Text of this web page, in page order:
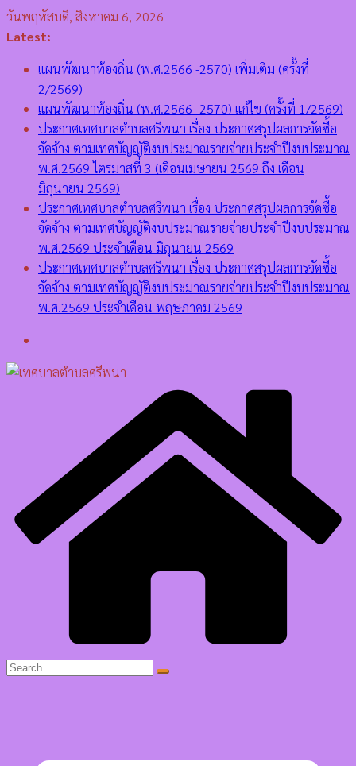
Skip
to
วันพฤหัสบดี, สิงหาคม 6, 2026
Latest:
แผนพัฒนาท้องถิ่น (พ.ศ.2566 -2570) เพิ่มเติม (ครั้งที่
2/2569)
แผนพัฒนาท้องถิ่น (พ.ศ.2566 -2570) แก้ไข (ครั้งที่ 1/2569)
ประกาศเทศบาลตำบลศรีพนา เรื่อง ประกาศสรุปผลการจัดซื้อ
จัดจ้าง ตามเทศบัญญัติงบประมาณรายจ่ายประจำปีงบประมาณ
พ.ศ.2569 ไตรมาสที่ 3 (เดือนเมษายน 2569 ถึง เดือน
มิถุนายน 2569)
ประกาศเทศบาลตำบลศรีพนา เรื่อง ประกาศสรุปผลการจัดซื้อ
จัดจ้าง ตามเทศบัญญัติงบประมาณรายจ่ายประจำปีงบประมาณ
พ.ศ.2569 ประจำเดือน มิถุนายน 2569
ประกาศเทศบาลตำบลศรีพนา เรื่อง ประกาศสรุปผลการจัดซื้อ
จัดจ้าง ตามเทศบัญญัติงบประมาณรายจ่ายประจำปีงบประมาณ
พ.ศ.2569 ประจำเดือน พฤษภาคม 2569